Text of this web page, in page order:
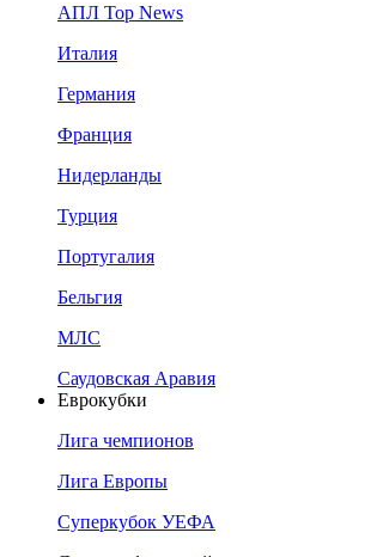
АПЛ Top News
Италия
Германия
Франция
Нидерланды
Турция
Португалия
Бельгия
МЛС
Саудовская Аравия
Еврокубки
Лига чемпионов
Лига Европы
Суперкубок УЕФА